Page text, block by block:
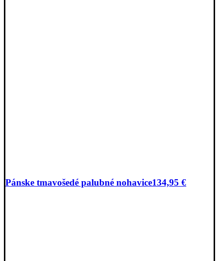
Pánske tmavošedé palubné nohavice134,95 €